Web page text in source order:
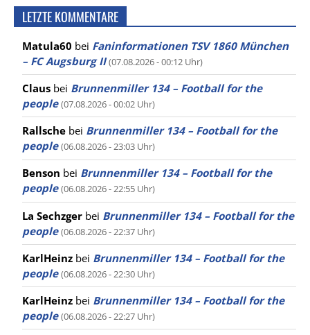
LETZTE KOMMENTARE
Matula60 bei Faninformationen TSV 1860 München
– FC Augsburg II (07.08.2026 - 00:12 Uhr)
Claus bei Brunnenmiller 134 – Football for the
people (07.08.2026 - 00:02 Uhr)
Rallsche bei Brunnenmiller 134 – Football for the
people (06.08.2026 - 23:03 Uhr)
Benson bei Brunnenmiller 134 – Football for the
people (06.08.2026 - 22:55 Uhr)
La Sechzger bei Brunnenmiller 134 – Football for the
people (06.08.2026 - 22:37 Uhr)
KarlHeinz bei Brunnenmiller 134 – Football for the
people (06.08.2026 - 22:30 Uhr)
KarlHeinz bei Brunnenmiller 134 – Football for the
people (06.08.2026 - 22:27 Uhr)